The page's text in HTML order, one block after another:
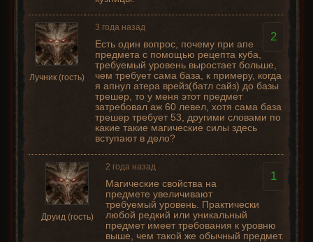
Лучник (гость)
2
3 года назад
Есть один вопрос, почему при апе
предмета с помощью рецепта куба,
требуемый уровень выростает больше,
чем требует сама база, к примеру, когда
я апнул атера врейз(батл сайз) до базы
трешер, то у меня этот предмет
затребовал аж 60 левел, хотя сама база
трешер требует 53, другими словами по
какие такие магические силы здесь
вступают в дело?
Друид (гость)
1
2 года назад
Магические свойства на
предмете увеличивают
требуемый уровень. Практически
любой редкий или уникальный
предмет имеет требования к уровню
выше, чем такой же обычный предмет.